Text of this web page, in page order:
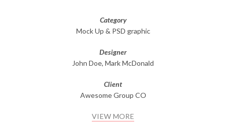
Category
Mock Up & PSD graphic
Designer
John Doe, Mark McDonald
Client
Awesome Group CO
VIEW MORE